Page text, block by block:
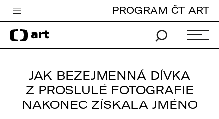
Česká televize
Zpravodajství
iVysílání
TV program
PROGRAM ČT ART
JAK BEZEJMENNÁ DÍVKA
Z PROSLULÉ FOTOGRAFIE
NAKONEC ZÍSKALA JMÉNO